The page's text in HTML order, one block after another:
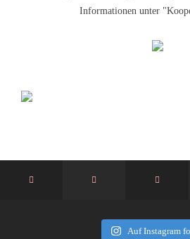
Informationen unter
Auf Instagram